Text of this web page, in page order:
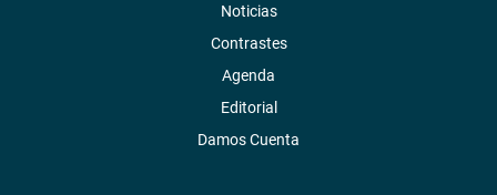
Noticias
Contrastes
Agenda
Editorial
Damos Cuenta